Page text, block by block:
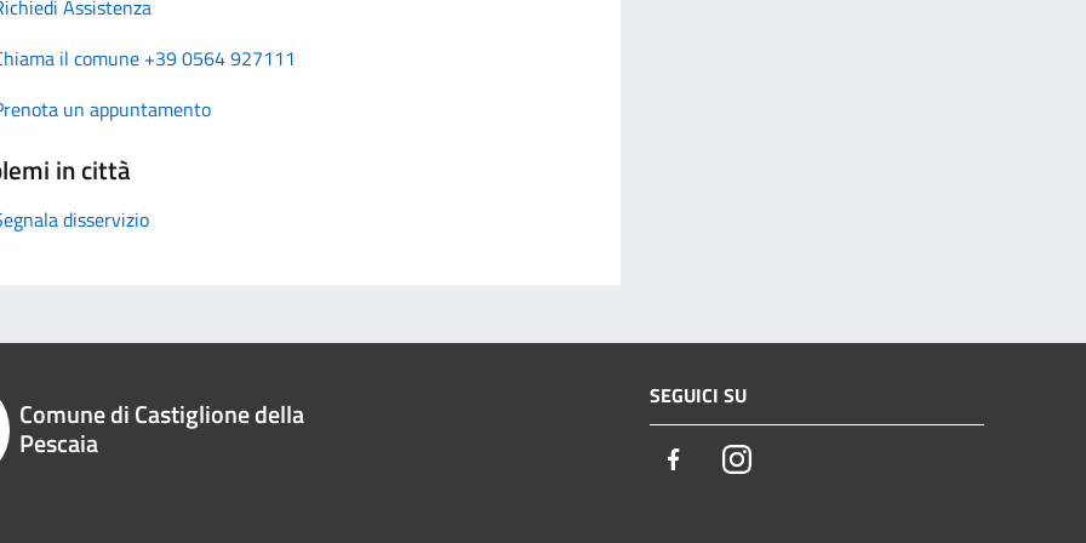
Assistenza
il comune +39 0564 927111
un appuntamento
in città
disservizio
Comune di Castiglione della
Pescaia
SEGUICI SU
FacebookInstagram